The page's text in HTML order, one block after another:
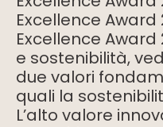
Excellence Award
Excellence Award
e sostenibilità,
due valori
quali la
L’alto valore